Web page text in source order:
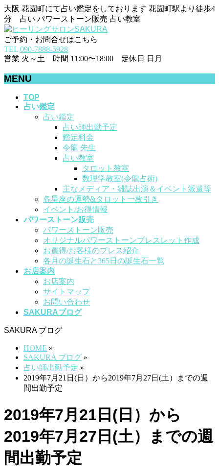
大阪 花園町にて占い鑑定をしております 花園町駅より徒歩4
分 占い パワーストーン販売 占い教室
ご予約・お問合せはこちら
TEL 090-7888-5928
営業 火～土 時間 11:00〜18:00 定休日 日月
MENU
TOP
占い鑑定
占い鑑定
占い師出勤予定
鑑定料金
令龍 先生
占い教室
タロット教室
数理学教室(令龍占術)
主なメディア・雑誌出演＆イベント派遣等
各星座の運勢&タロット一枚引き
イベント/お得情報
パワーストーン販売
パワーストーン販売
オリジナルパワーストーンブレスレット作成
お買得/お客様のブレス紹介
各月の誕生石と365日の誕生石一覧
お店案内
お店案内
サイトマップ
お問い合わせ
SAKURAブログ
SAKURA ブログ
HOME »
SAKURA ブログ »
占い師出勤予定 »
2019年7月21日(日）から2019年7月27日(土）までの週
間出勤予定
2019年7月21日(日）から
2019年7月27日(土）までの週
間出勤予定